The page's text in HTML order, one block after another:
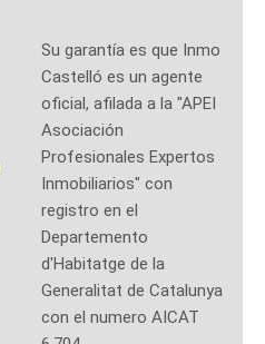
Su garantía es que Inmo
Castelló es un agente
oficial, afilada a la "APEI
Asociación
Profesionales Expertos
Inmobiliarios" con
registro en el
Departemento
d'Habitatge de la
Generalitat de Catalunya
con el numero AICAT